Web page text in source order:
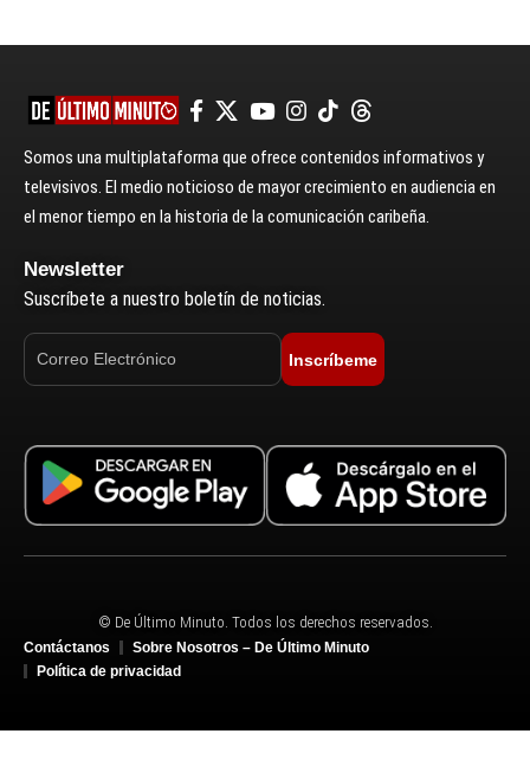
Somos una multiplataforma que ofrece contenidos informativos y
televisivos. El medio noticioso de mayor crecimiento en audiencia en
el menor tiempo en la historia de la comunicación caribeña.
Newsletter
Suscríbete a nuestro boletín de noticias.
Inscríbeme
© De Último Minuto. Todos los derechos reservados.
Contáctanos
Sobre Nosotros – De Último Minuto
Política de privacidad